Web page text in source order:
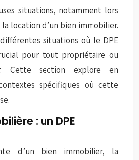
situations, notamment lors
location d’un bien immobilier.
situations où le DPE
pour tout propriétaire ou
Cette section explore en
spécifiques où cette
: un DPE
d’un bien immobilier, la